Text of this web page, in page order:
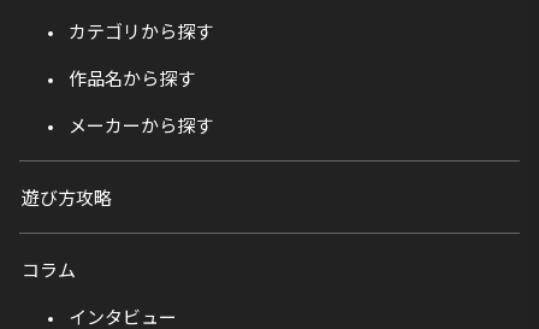
カテゴリから探す
作品名から探す
メーカーから探す
遊び方攻略
コラム
インタビュー